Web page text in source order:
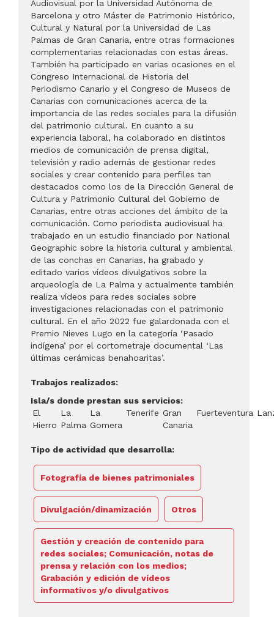
Audiovisual por la Universidad Autónoma de
Barcelona y otro Máster de Patrimonio Histórico,
Cultural y Natural por la Universidad de Las
Palmas de Gran Canaria, entre otras formaciones
complementarias relacionadas con estas áreas.
También ha participado en varias ocasiones en el
Congreso Internacional de Historia del
Periodismo Canario y el Congreso de Museos de
Canarias con comunicaciones acerca de la
importancia de las redes sociales para la difusión
del patrimonio cultural. En cuanto a su
experiencia laboral, ha colaborado en distintos
medios de comunicación de prensa digital,
televisión y radio además de gestionar redes
sociales y crear contenido para perfiles tan
destacados como los de la Dirección General de
Cultura y Patrimonio Cultural del Gobierno de
Canarias, entre otras acciones del ámbito de la
comunicación. Como periodista audiovisual ha
trabajado en un estudio financiado por National
Geographic sobre la historia cultural y ambiental
de las conchas en Canarias, ha grabado y
editado varios vídeos divulgativos sobre la
arqueología de La Palma y actualmente también
realiza vídeos para redes sociales sobre
investigaciones relacionadas con el patrimonio
cultural. En el año 2022 fue galardonada con el
Premio Nieves Lugo en la categoría ‘Pasado
indígena’ por el cortometraje documental ‘Las
últimas cerámicas benahoaritas’.
Trabajos realizados:
Isla/s donde prestan sus servicios:
El
Hierro
La
Palma
La
Gomera
Tenerife Gran
Canaria
Fuerteventura
Tipo de actividad que desarrolla:
Fotografía de bienes patrimoniales
Divulgación/dinamización Otros
Gestión y creación de contenido para
redes sociales; Comunicación, notas de
prensa y relación con los medios;
Grabación y edición de vídeos
informativos y/o divulgativos